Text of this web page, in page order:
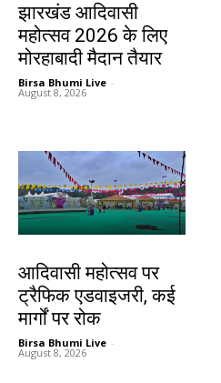
झारखंड आदिवासी
महोत्सव 2026 के लिए
मोरहाबादी मैदान तैयार
Birsa Bhumi Live -
August 8, 2026
आदिवासी महोत्सव पर
ट्रैफिक एडवाइजरी, कई
मार्गों पर रोक
Birsa Bhumi Live -
August 8, 2026